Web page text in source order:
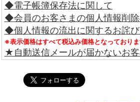
◆電子帳簿保存法に関して
◆会員のお客さまの個人情報削
◆個人情報の流出に関するお詫び
※表示価格はすべて税込み価格となっておりま
★自動送信メールが届かないお